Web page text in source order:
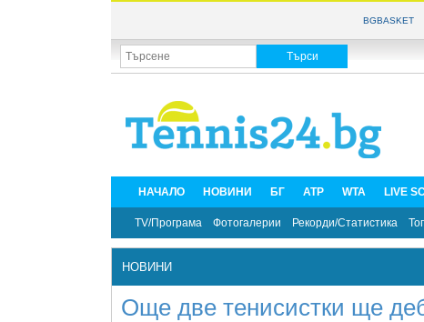
BGBASKET
НАЧАЛО НОВИНИ БГ ATP WTA LIVE
TV/Програма Фотогалерии Рекорди/Статистика
НОВИНИ
Още две тенисистки ще